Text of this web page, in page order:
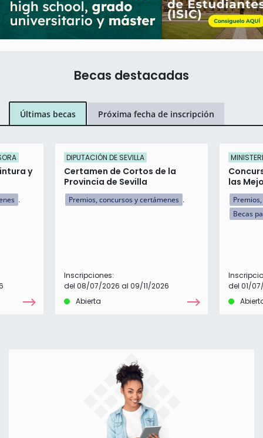
Becas destacadas
Últimas becas Próxima fecha de inscripción
y
DIPUTACIÓN DE SEVILLA
Certamen de Cortos de la
Provincia de Sevilla
Premios, concursos y certámenes
Inscripciones:
del 08/07/2026 al 09/11/2026
Abierta
las
Becas
del 01/